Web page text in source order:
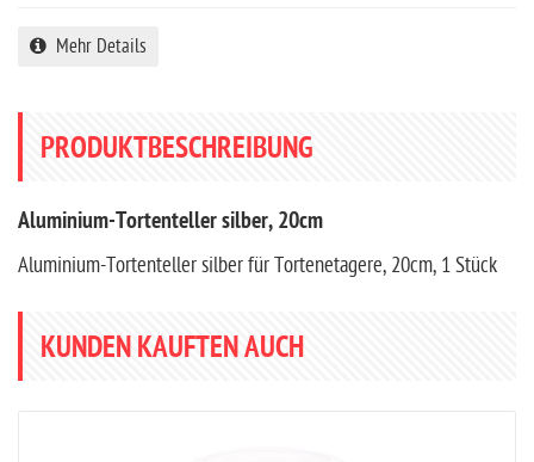
Mehr Details
PRODUKTBESCHREIBUNG
Aluminium-Tortenteller silber, 20cm
Aluminium-Tortenteller silber für Tortenetagere, 20cm, 1 Stück
KUNDEN KAUFTEN AUCH